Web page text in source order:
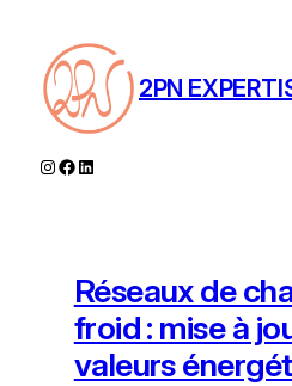
contenu
2PN
Instagram
Facebook
LinkedIn
Réseaux de
froid : mise à
valeurs